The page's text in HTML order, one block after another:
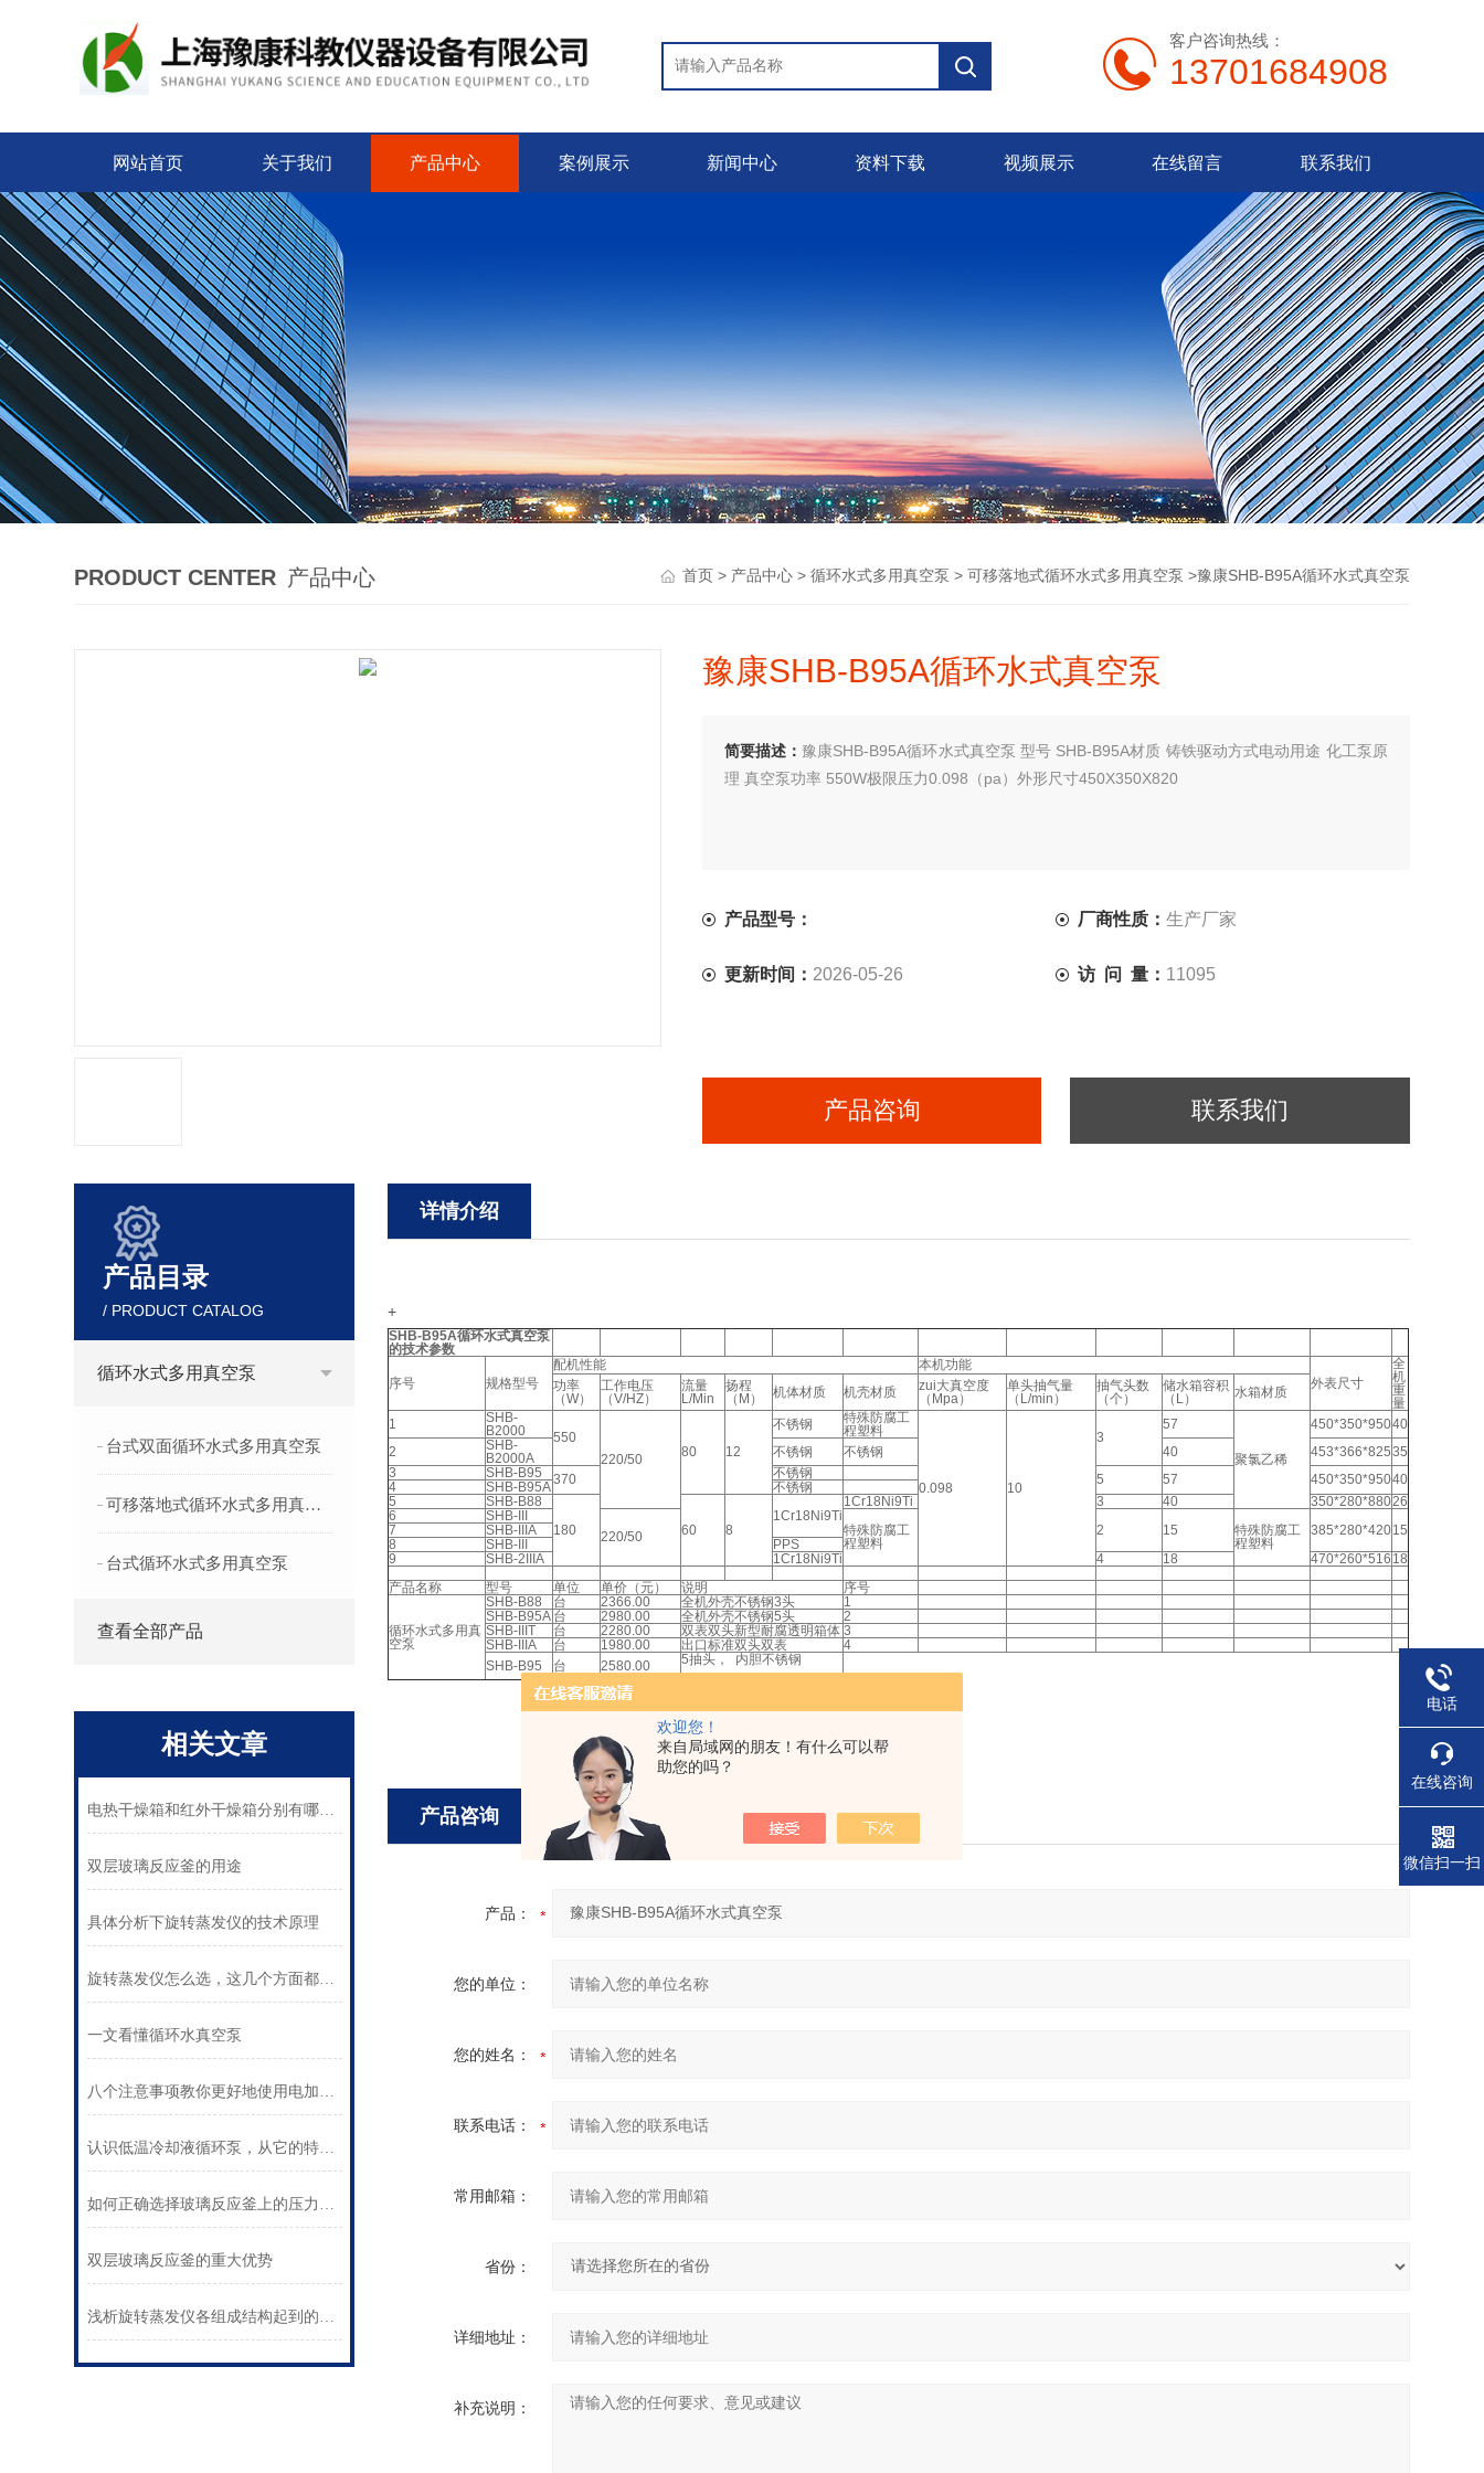
欢迎您！
来自局域网的朋友！有什么可以帮
助您的吗？
客户咨询热线：
13701684908
网站首页 关于我们 产品中心 案例展示 新闻中心 资料下载 视频展示 在线留言 联系我们
PRODUCT CENTER 产品中心 首页> 产品中心> 循环水式多用真空泵 > 可移落地式循环水式多用真空泵 >豫康SHB-B95A循环水式真空泵
豫康SHB-B95A循环水式真空泵
简要描述：豫康SHB-B95A循环水式真空泵 型号 SHB-B95A材质 铸铁驱动方式电动用途 化工泵原
理 真空泵功率 550W极限压力0.098（pa）外形尺寸450X350X820
产品型号： 厂商性质：生产厂家
更新时间： 2026-05-26 访 问 量： 11095
产品咨询 联系我们
详情介绍
+
SHB-B95A循环水式真空泵
的技术参数
序号 规格型号
配机性能
本机功能
外表尺寸
全
机
重
量
功率
（W）
工作电压
（V/HZ）
流量
L/Min
扬程
（M）
机体材质 机壳材质
zui大真空度
（Mpa）
单头抽气量
（L/min）
抽气头数
（个）
储水箱容积
（L）
水箱材质
1
SHB-
B2000
550
220/50
80 12
不锈钢
特殊防腐工
程塑料
0.098 10
3
57
聚氯乙稀
450*350*95040
2
SHB-
B2000A
不锈钢 不锈钢 40 453*366*82535
3
SHB-B95 370 不锈钢 5 57 450*350*95040
4 SHB-B95A
不锈钢
5
SHB-B88
180
60 8
1Cr18Ni9Ti
1Cr18Ni9Ti 3 40 350*280*88026
6
SHB-III
220/50
特殊防腐工
程塑料
2 15
特殊防腐工
程塑料
385*280*42015
7
SHB-IIIA
8
SHB-III
PPS
9
SHB-2IIIA 1Cr18Ni9Ti 4 18 470*260*516 18
产品名称
型号 单位 单价（元） 说明 序号
循环水式多用真
空泵
SHB-B88 台 2366.00 全机外壳不锈钢3头
1
SHB-B95A 台 2980.00 全机外壳不锈钢5头
2
SHB-IIIT
台 2280.00 双表双头新型耐腐透明箱体 3
SHB-IIIA
台 1980.00 出口标准双头双表
4
SHB-B95
台 2580.00 5抽头， 内胆不锈钢
产品咨询
产品：
您的单位：
您的姓名：
联系电话：
常用邮箱：
省份：
详细地址：
补充说明：
产品目录
/ PRODUCT CATALOG
循环水式多用真空泵
台式双面循环水式多用真空泵
可移落地式循环水式多用真空泵
台式循环水式多用真空泵
查看全部产品
相关文章
电热干燥箱和红外干燥箱分别有哪些同异之处
双层玻璃反应釜的用途
具体分析下旋转蒸发仪的技术原理
旋转蒸发仪怎么选，这几个方面都看看
一文看懂循环水真空泵
八个注意事项教你更好地使用电加热器！
认识低温冷却液循环泵，从它的特点和用途开始
如何正确选择玻璃反应釜上的压力表？
双层玻璃反应釜的重大优势
浅析旋转蒸发仪各组成结构起到的作用
电话
在线咨询
微信扫一扫